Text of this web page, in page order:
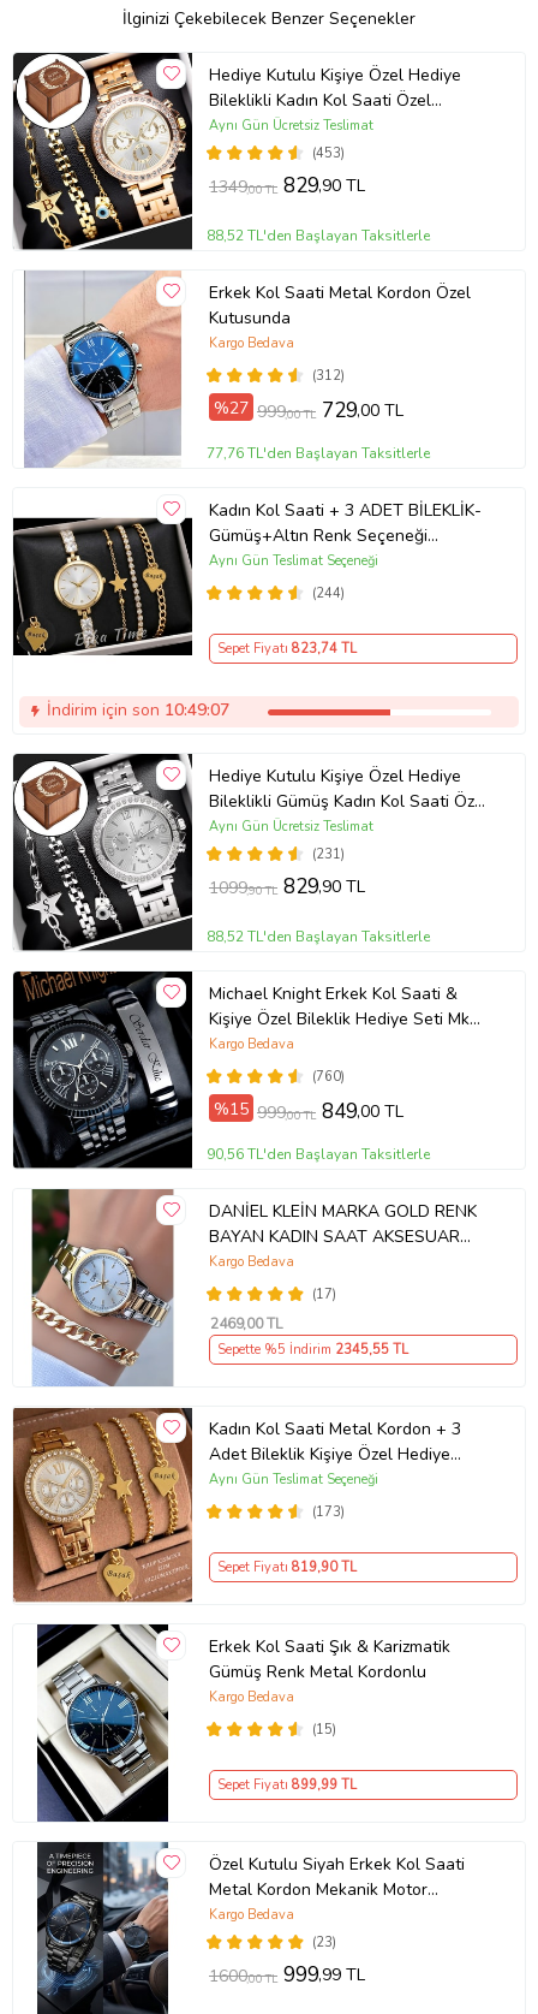
İlginizi Çekebilecek Benzer Seçenekler
Hediye Kutulu Kişiye Özel Hediye
Bileklikli Kadın Kol Saati Özel
Kutusunda (Gold)
(453)
Aynı Gün Ücretsiz Teslimat
1349,00 TL 829,90 TL
88,52 TL'den Başlayan Taksitlerle
Erkek Kol Saati Metal Kordon Özel
Kutusunda
(312)
Kargo Bedava
%27 999,00 TL 729,00 TL
77,76 TL'den Başlayan Taksitlerle
Kadın Kol Saati + 3 ADET BİLEKLİK-
Gümüş+Altın Renk Seçeneği
ayarlanabilir kordon Kadın Kol Saati
BİLEKLİK HEDİYE Altın Renk - Kız
(244)
Aynı Gün Teslimat Seçeneği
Sepet Fiyatı 823,74 TL
İndirim için son 10:49:06
Hediye Kutulu Kişiye Özel Hediye
Bileklikli Gümüş Kadın Kol Saati Özel
Kutusunda (Gümüş)
(231)
Aynı Gün Ücretsiz Teslimat
1099,90 TL 829,90 TL
88,52 TL'den Başlayan Taksitlerle
Michael Knight Erkek Kol Saati &
Kişiye Özel Bileklik Hediye Seti Mk
SiyahİçiGümüş
(760)
Kargo Bedava
%15 999,00 TL 849,00 TL
90,56 TL'den Başlayan Taksitlerle
DANİEL KLEİN MARKA GOLD RENK
BAYAN KADIN SAAT AKSESUAR
BİLEKLİK HEDİYELİ
(17)
Kargo Bedava
2469,00 TL
Sepette %5 İndirim 2345,55 TL
Kadın Kol Saati Metal Kordon + 3
Adet Bileklik Kişiye Özel Hediye
Kadına hediye Kız arkadaşa hediye
(173)
Aynı Gün Teslimat Seçeneği
Sepet Fiyatı 819,90 TL
Erkek Kol Saati Şık & Karizmatik
Gümüş Renk Metal Kordonlu
(15)
Kargo Bedava
Sepet Fiyatı 899,99 TL
Özel Kutulu Siyah Erkek Kol Saati
Metal Kordon Mekanik Motor
Garantili Hediye Kart Notu İle
Gönderilir
(23)
Kargo Bedava
1600,00 TL 999,99 TL